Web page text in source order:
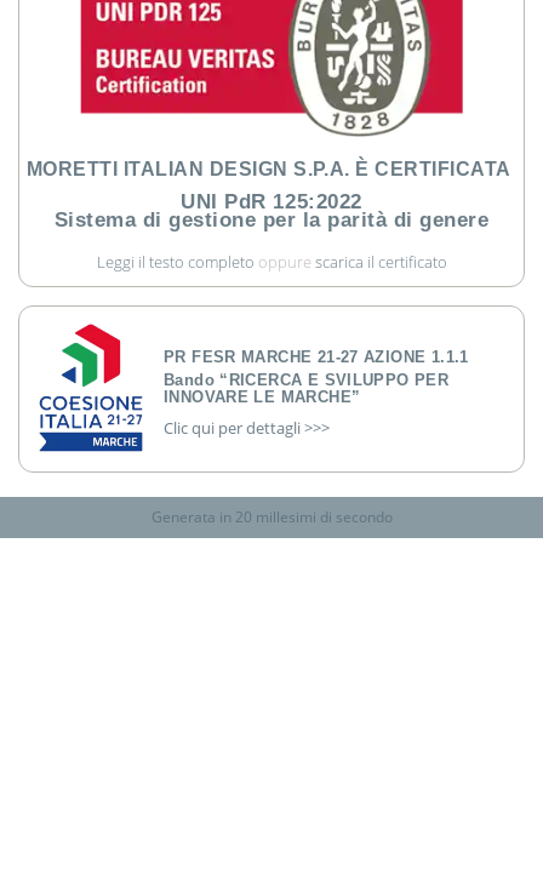
MORETTI ITALIAN DESIGN S.P.A. È CERTIFICATA
UNI PdR 125:2022
Sistema di gestione per la parità di genere
Leggi il testo completo oppure scarica il certificato
PR FESR MARCHE 21-27 AZIONE 1.1.1
Bando “RICERCA E SVILUPPO PER
INNOVARE LE MARCHE”
Clic qui per dettagli >>>
Generata in 20 millesimi di secondo